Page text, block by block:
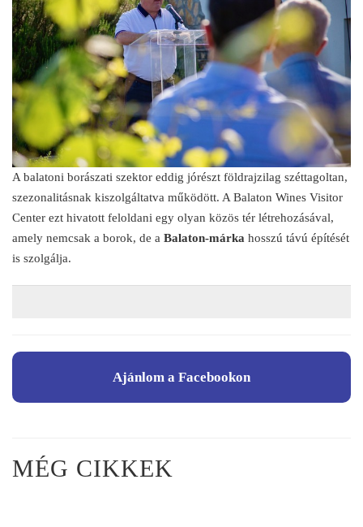
A balatoni borászati szektor eddig jórészt földrajzilag széttagoltan,
szezonalitásnak kiszolgáltatva működött. A Balaton Wines Visitor
Center ezt hivatott feloldani egy olyan közös tér létrehozásával,
amely nemcsak a borok, de a Balaton-márka hosszú távú építését
is szolgálja.
Ajánlom a Facebookon
MÉG CIKKEK